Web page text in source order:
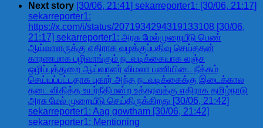
Next story [30/06, 21:41] sekarreporter1: [30/06, 21:17]
sekarreporter1:
https://x.com/i/status/2071934294319133108 [30/06,
21:17] sekarreporter1: அரசு மேல்முறையீடு பெண்
ஆய்வாளருக்கு எதிராக வழக்குப்பதிவு செய்ததன்
காரணமாக பழிவாங்கும் நடவடிக்கையாக லஞ்ச
ஒழிப்புத்துறை ஆய்வாளர் விமலா பணியிடை நீக்கம்
செய்யப்பட்டதாக புகார் அந்த நடவடிக்கைக்கு இடைக்கால
தடை விதித்த உயர்நீதிமன்ற உத்தரவுக்கு எதிராக தமிழ்நாடு
அரசு மேல் முறையீடு செய்திருக்கிறது [30/06, 21:42]
sekarreporter1: Aag gowtham [30/06, 21:42]
sekarreporter1: Mentioning